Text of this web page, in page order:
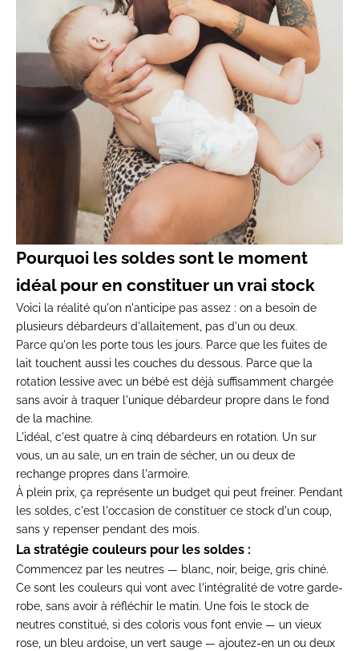
Pourquoi les soldes sont le moment
idéal pour en constituer un vrai stock
Voici la réalité qu'on n'anticipe pas assez : on a besoin de
plusieurs débardeurs d'allaitement, pas d'un ou deux.
Parce qu'on les porte tous les jours. Parce que les fuites de
lait touchent aussi les couches du dessous. Parce que la
rotation lessive avec un bébé est déjà suffisamment chargée
sans avoir à traquer l'unique débardeur propre dans le fond
de la machine.
L'idéal, c'est quatre à cinq débardeurs en rotation. Un sur
vous, un au sale, un en train de sécher, un ou deux de
rechange propres dans l'armoire.
À plein prix, ça représente un budget qui peut freiner. Pendant
les soldes, c'est l'occasion de constituer ce stock d'un coup,
sans y repenser pendant des mois.
La stratégie couleurs pour les soldes :
Commencez par les neutres — blanc, noir, beige, gris chiné.
Ce sont les couleurs qui vont avec l'intégralité de votre garde-
robe, sans avoir à réfléchir le matin. Une fois le stock de
neutres constitué, si des coloris vous font envie — un vieux
rose, un bleu ardoise, un vert sauge — ajoutez-en un ou deux